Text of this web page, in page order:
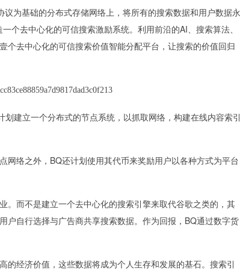
为基础的分布式存储网络上，将所有的搜索数据和用户数据永
个去中心化的可信搜索激励系统。利用前沿的AI、搜索算法、
个去中心化的可信搜索价值智能分配平台，让搜索的价值回归
划建立一个分布式的节点系统，以抓取网络，构建在线内容索引
网络之外，BQ还计划使用其代币来奖励用户以各种方式为平台
。而不是建立一个去中心化的搜索引擎来取代谷歌之类的，其
户自行选择与广告商共享搜索数据。作为回报，BQ通过数字货
的经济价值，这些数据将成为个人生存和发展的基石。搜索引